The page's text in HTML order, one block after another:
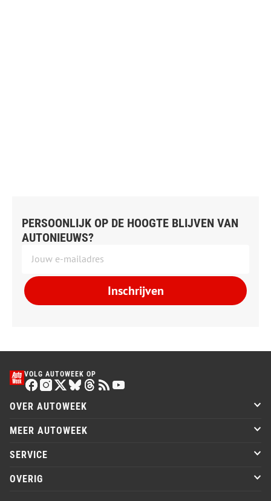
PERSOONLIJK OP DE HOOGTE BLIJVEN VAN
AUTONIEUWS?
Inschrijven
VOLG AUTOWEEK OP
OVER AUTOWEEK
MEER AUTOWEEK
SERVICE
OVERIG